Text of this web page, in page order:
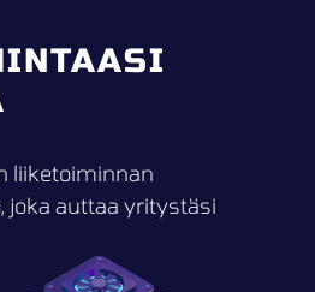
liiketoiminnan
joka auttaa yritystäsi